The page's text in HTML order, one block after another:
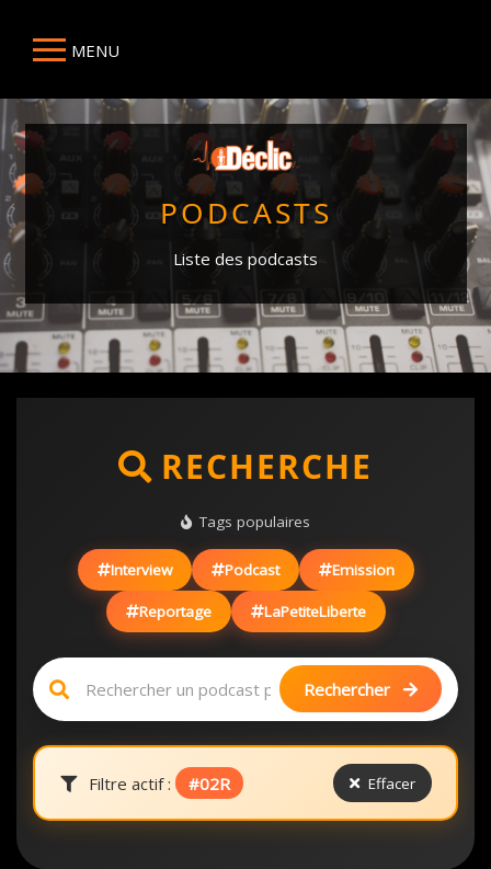
MENU
PODCASTS
Liste des podcasts
RECHERCHE
Tags populaires
Interview Podcast Emission
Reportage LaPetiteLiberte
Rechercher
Filtre actif : #02R Effacer